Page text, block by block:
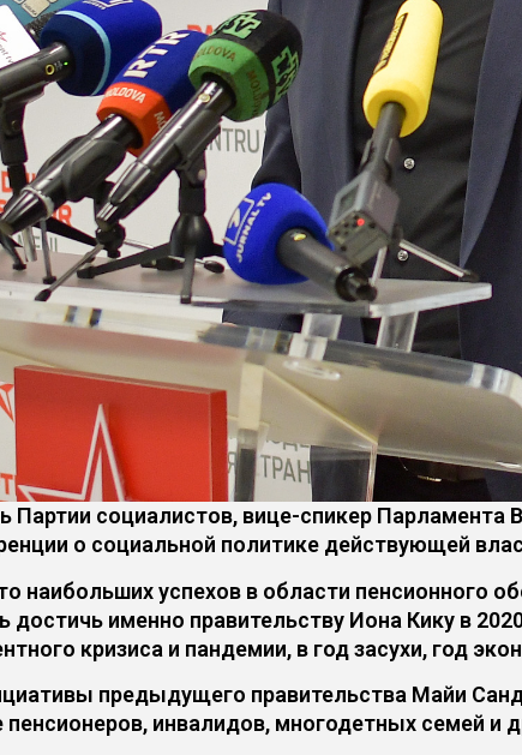
Партии социалистов, вице-спикер
о социальной политике действующей
наибольших успехов в области пенсионного
достичь именно правительству Иона Кику в
кризиса и пандемии, в год засухи, год
предыдущего правительства Майи
инвалидов, многодетных семей и